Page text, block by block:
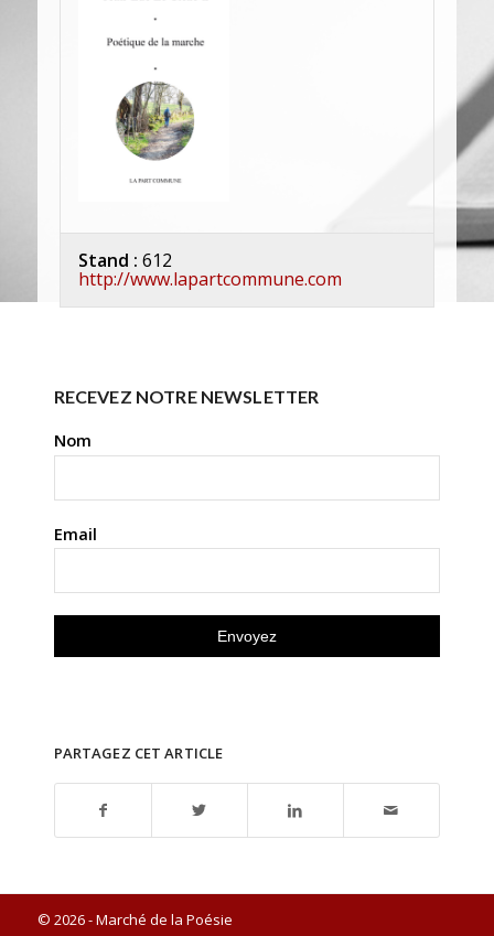
Stand : 612
http://www.lapartcommune.com
RECEVEZ NOTRE NEWSLETTER
Nom
Email
PARTAGEZ CET ARTICLE
© 2026 - Marché de la Poésie